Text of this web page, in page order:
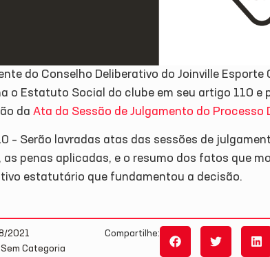
do Conselho Deliberativo do Joinville
o Estatuto Social do clube em seu artigo 110
da Ata da Sessão de Julgamento do Processo
– Serão lavradas atas das sessões de
as penas aplicadas, e o resumo dos fatos que
estatutário que fundamentou a decisão.
2021
Categoria
Compartilhe: